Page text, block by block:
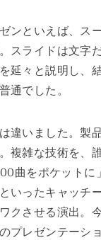
ンといえば、ス
スライドは文字
延々と説明し、
通でした。
違いました。製
複雑な技術を、
曲をポケットに
いったキャッチ
クさせる演出。
プレゼンテーシ